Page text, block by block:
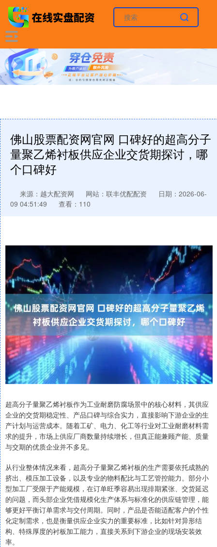
佛山股票配资网官网 口碑好的超高分子
量聚乙烯衬板供应企业交货期探讨，哪
个口碑好
来源：越大配资网 网站：联丰优配配资
日期：2026-06-
09 04:51:49
查看：110
超高分子量聚乙烯衬板作为工业耐磨防腐场景中的核心材料，其供应
企业的交货期稳定性、产品口碑与综合实力，直接影响下游企业的生
产计划与运营成本。随着工矿、电力、化工等行业对工业耐磨材料需
求的提升，市场上供应厂商数量持续增长，但真正能兼顾产能、质量
与交期的优质企业并不多见。
从行业整体情况来看，超高分子量聚乙烯衬板的生产需要依托成熟的
挤出、模压加工设备，以及专业的物料配比与工艺管控能力。部分小
型加工厂受限于产能规模，在订单旺季容易出现排期紧张、交货延迟
的问题，而头部企业凭借规模化生产体系与标准化的供应链管理，能
够更好平衡订单需求与交付周期。同时，产品是否能适配客户的个性
化定制需求，也是衡量供应企业实力的重要标准，比如针对异形结
构、特殊厚度的衬板加工能力，直接关系到下游企业的现场安装效
率。